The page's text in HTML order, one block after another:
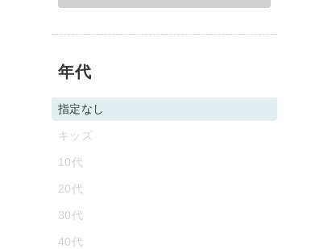
年代
指定なし
キッズ
10代
20代
30代
40代